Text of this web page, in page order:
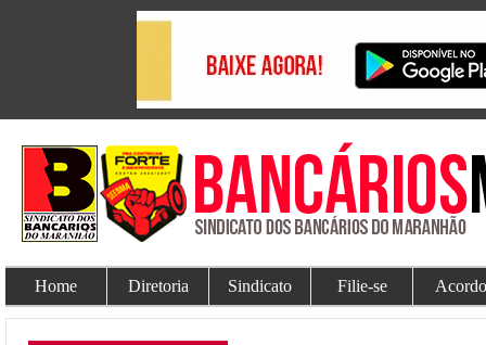
Home Diretoria Sindicato Filie-se